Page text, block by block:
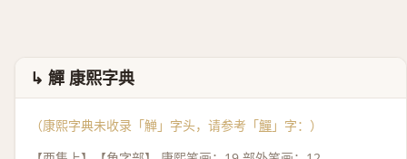
↳ 觶 康熙字典
（康熙字典未收录「觯」字头，请参考「觶 」字：）